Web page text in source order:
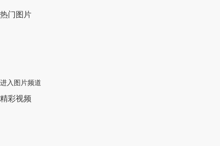
热门图片
进入图片频道
精彩视频